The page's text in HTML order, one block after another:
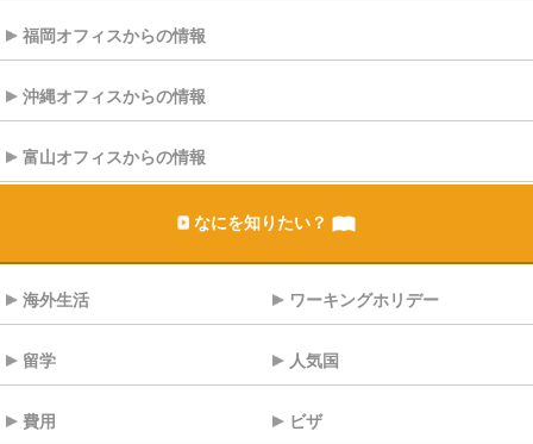
福岡オフィスからの情報
沖縄オフィスからの情報
富山オフィスからの情報
なにを知りたい？
海外生活 ワーキングホリデー
留学 人気国
費用 ビザ